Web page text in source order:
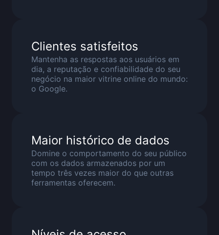
Clientes satisfeitos
Mantenha as respostas aos usuários em
dia, a reputação e confiabilidade do seu
negócio na maior vitrine online do mundo:
o Google.
Maior histórico de dados
Domine o comportamento do seu público
com os dados armazenados por um
tempo três vezes maior do que outras
ferramentas oferecem.